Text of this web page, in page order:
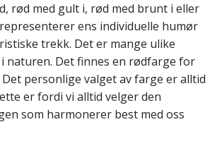
rød med gult i, rød med brunt i eller
ens individuelle humør
trekk. Det er mange ulike
naturen. Det finnes en rødfarge for
personlige valget av farge er alltid
er fordi vi alltid velger den
som harmonerer best med oss